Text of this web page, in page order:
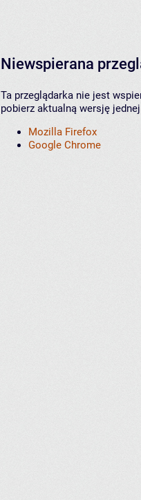
Niewspierana
Ta przeglądarka nie jest
pobierz aktualną wersję
Mozilla Firefox
Google Chrome